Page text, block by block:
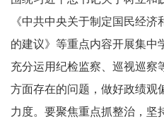
《中共中央关于制定国民经
的建议》等重点内容开展集中
充分运用纪检监察、巡视巡察
方面存在的问题，做好政绩观
力度。要聚焦重点抓整治，坚